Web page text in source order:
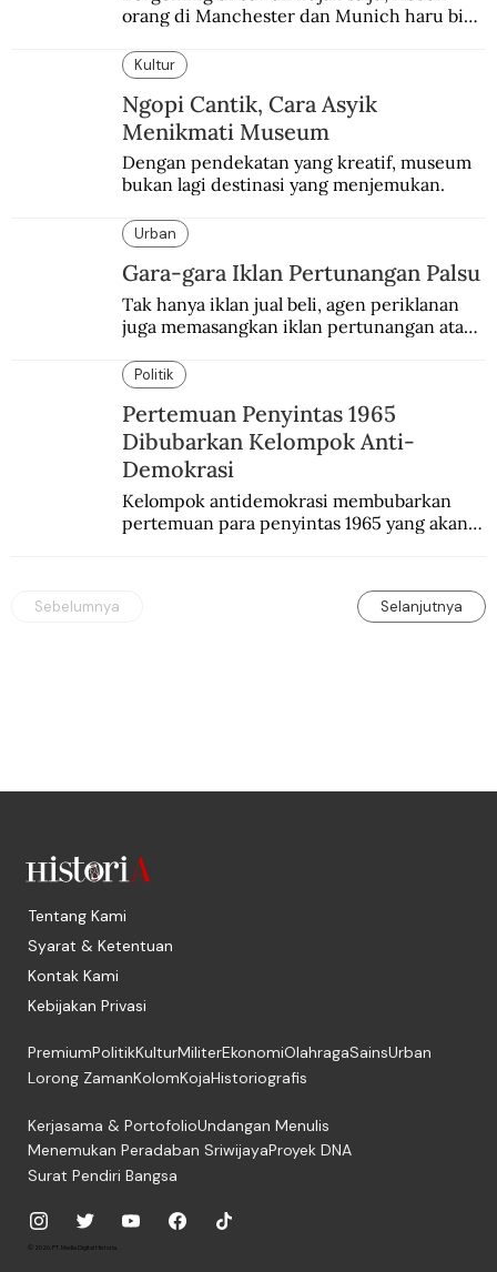
orang di Manchester dan Munich haru biru
menimpa MU.
Kultur
Ngopi Cantik, Cara Asyik
Menikmati Museum
Dengan pendekatan yang kreatif, museum
bukan lagi destinasi yang menjemukan.
Urban
Gara-gara Iklan Pertunangan Palsu
Tak hanya iklan jual beli, agen periklanan
juga memasangkan iklan pertunangan atau
memasang iklan pertunangan palsu.
Politik
Pertemuan Penyintas 1965
Dibubarkan Kelompok Anti-
Demokrasi
Kelompok antidemokrasi membubarkan
pertemuan para penyintas 1965 yang akan
Sebelumnya Selanjutnya
Tentang Kami
Syarat & Ketentuan
Kontak Kami
Kebijakan Privasi
PremiumPolitikKulturMiliterEkonomiOlahragaSainsUrban
Lorong ZamanKolomKojaHistoriografis
Kerjasama & PortofolioUndangan Menulis
Menemukan Peradaban SriwijayaProyek DNA
Surat Pendiri Bangsa
© 2026, PT. Media Digital Historia.